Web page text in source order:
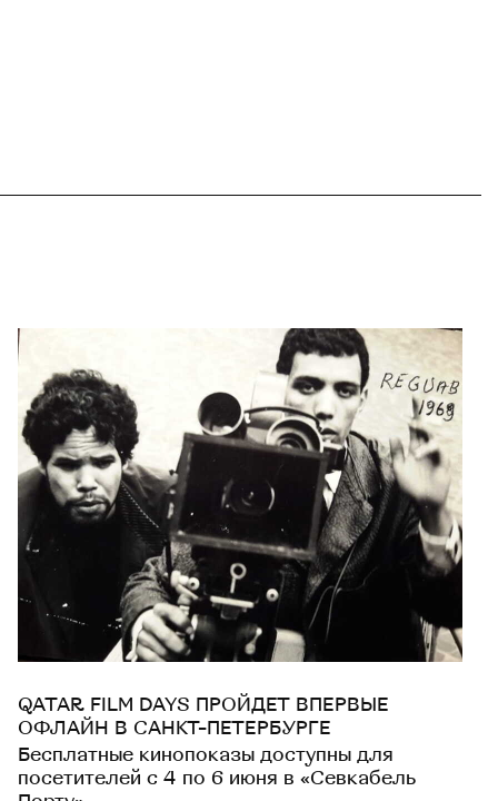
QATAR FILM DAYS ПРОЙДЕТ ВПЕРВЫЕ
ОФЛАЙН В САНКТ-ПЕТЕРБУРГЕ
Бесплатные кинопоказы доступны для
посетителей с 4 по 6 июня в «Севкабель